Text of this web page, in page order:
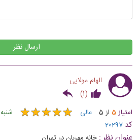
ارسال نظر
الهام مولایی
(
1
)
امتیاز5 از 5 عالی ★★★★★
★★★★★ شنبه 18 مرداد 1399
کد 20297